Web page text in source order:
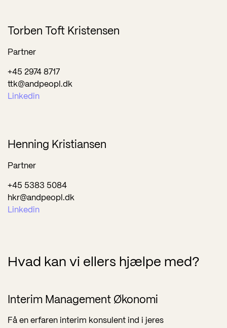
Torben Toft Kristensen
Partner
+45 2974 8717
ttk@andpeopl.dk
Linkedin
Henning Kristiansen
Partner
+45 5383 5084
hkr@andpeopl.dk
Linkedin
Hvad kan vi ellers hjælpe med?
Interim Management Økonomi
Få en erfaren interim konsulent ind i jeres